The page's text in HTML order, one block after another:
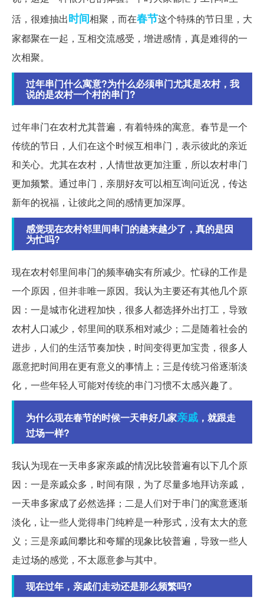
活，很难抽出时间相聚，而在春节这个特殊的节日里，大
家都聚在一起，互相交流感受，增进感情，真是难得的一
次相聚。
过年串门什么寓意?为什么必须串门尤其是农村，我
说的是农村一个村的串门?
过年串门在农村尤其普遍，有着特殊的寓意。春节是一个
传统的节日，人们在这个时候互相串门，表示彼此的亲近
和关心。尤其在农村，人情世故更加注重，所以农村串门
更加频繁。通过串门，亲朋好友可以相互询问近况，传达
新年的祝福，让彼此之间的感情更加深厚。
感觉现在农村邻里间串门的越来越少了，真的是因
为忙吗?
现在农村邻里间串门的频率确实有所减少。忙碌的工作是
一个原因，但并非唯一原因。我认为主要还有其他几个原
因：一是城市化进程加快，很多人都选择外出打工，导致
农村人口减少，邻里间的联系相对减少；二是随着社会的
进步，人们的生活节奏加快，时间变得更加宝贵，很多人
愿意把时间用在更有意义的事情上；三是传统习俗逐渐淡
化，一些年轻人可能对传统的串门习惯不太感兴趣了。
为什么现在春节的时候一天串好几家亲戚 ，就跟走
过场一样?
我认为现在一天串多家亲戚的情况比较普遍有以下几个原
因：一是亲戚众多，时间有限，为了尽量多地拜访亲戚，
一天串多家成了必然选择；二是人们对于串门的寓意逐渐
淡化，让一些人觉得串门纯粹是一种形式，没有太大的意
义；三是亲戚间攀比和夸耀的现象比较普遍，导致一些人
走过场的感觉，不太愿意参与其中。
现在过年，亲戚们走动还是那么频繁吗?